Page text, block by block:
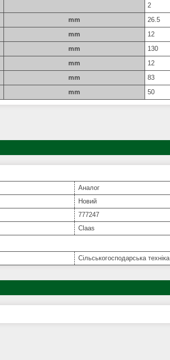
2
mm
26.5
mm
12
mm
130
mm
12
mm
83
mm 50
Аналог
Новий
777247
Claas
Сільськогосподарська техніка